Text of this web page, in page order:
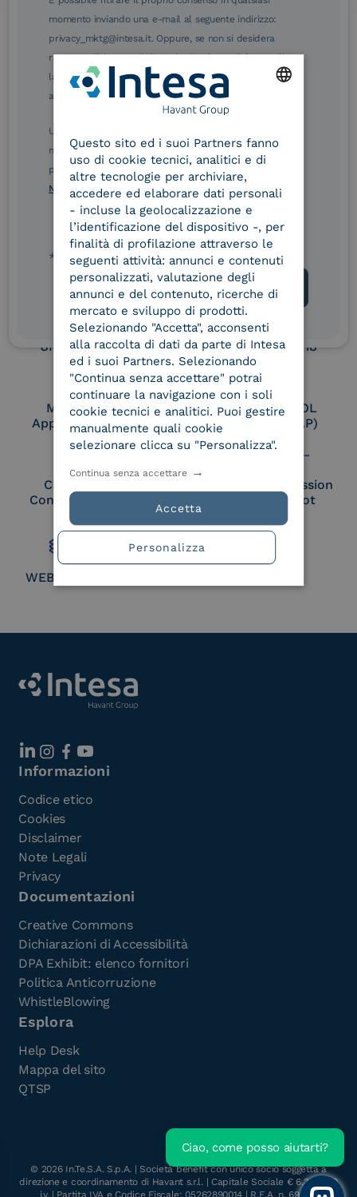
eIDAS Qualified Trust
Service Provider
eIDAS Qualified Trust
Service Provider for
Remote Qualified
Electronic Signature /
Seal Creation
Service Provider e
Aggregatore SPID
Aggregatore CIE
Conservatore
qualificato
UNI EN ISO 37001
UNI EN ISO 9001 UNI EN ISO 27001
UNI EN ISO 27017 UNI EN ISO 27018
Membro Adobe
Approved Trust List
Certified PEPPOL
Access Point (AP)
Cloud Signature
Consortium Member
European Commission
Large Scale Pilot
WEBUILD Consortium
momento inviando una e-mail al seguente indirizzo:
privacy_mktg@intesa.it. Oppure, se non si desidera
ricevere più le e-mail di marketing, è possibile annullare
la sottoscrizione facendo clic sul relativo link di
annullamento sottoscrizione, in qualsiasi e-mail.
Ulteriori informazioni sulle procedure sono disponibili
nelle Norme di tutela della privacy INTESA. Inoltrando il
presente modulo, dichiaro di aver letto e compreso le
Norme di tutela della privacy INTESA.
* campo obbligatorio
l'e-Book gratuito
Informazioni
Codice etico
Cookies
Disclaimer
Note Legali
Privacy
Documentazioni
Creative Commons
Dichiarazioni di Accessibilità
DPA Exhibit: elenco fornitori
Politica Anticorruzione
WhistleBlowing
Esplora
Help Desk
Mappa del sito
QTSP
© 2026In.Te.S.A. S.p.A. | Società benefit con unico socio soggetta a
direzione e coordinamento di Havant s.r.l. | Capitale Sociale € 6.300.000
i.v. | Partita IVA e Codice Fiscale: 05262890014 | R.E.A. n. 696117
ITALIAN
Questo sito ed i suoi Partners fanno
uso di cookie tecnici, analitici e di
altre tecnologie per archiviare,
accedere ed elaborare dati personali
- incluse la geolocalizzazione e
l’identificazione del dispositivo -, per
finalità di profilazione attraverso le
seguenti attività: annunci e contenuti
personalizzati, valutazione degli
annunci e del contenuto, ricerche di
mercato e sviluppo di prodotti.
Selezionando "Accetta", acconsenti
alla raccolta di dati da parte di Intesa
ed i suoi Partners. Selezionando
"Continua senza accettare" potrai
continuare la navigazione con i soli
cookie tecnici e analitici. Puoi gestire
manualmente quali cookie
selezionare clicca su "Personalizza".
Accetta
Continua senza accettare
Personalizza
Ciao, come posso aiutarti?